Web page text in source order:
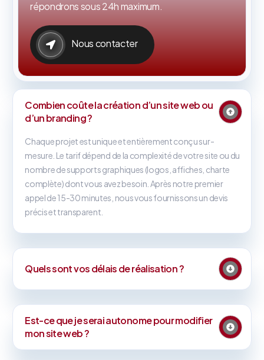
répondrons sous 24h maximum.
Nous contacter
Combien coûte la création d’un site web ou
d’un branding ?
Chaque projet est unique et entièrement conçu sur-
mesure. Le tarif dépend de la complexité de votre site ou du
nombre de supports graphiques (logos, affiches, charte
complète) dont vous avez besoin. Après notre premier
appel de 15-30 minutes, nous vous fournissons un devis
précis et transparent.
Quels sont vos délais de réalisation ?
Est-ce que je serai autonome pour modifier
mon site web ?